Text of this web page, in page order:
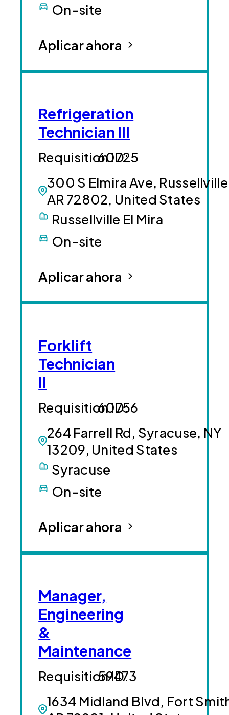
On-site
Aplicar ahora
Refrigeration
Technician III
300 S Elmira Ave,
AR 72802, United States
60725
Russellville El Mira
On-site
Aplicar ahora
Forklift
Technician
II
264 Farrell Rd, Syracuse, NY
13209, United States
60756
Syracuse
On-site
Aplicar ahora
Manager,
Engineering
&
Maintenance
1634 Midland Blvd, Fort
59473